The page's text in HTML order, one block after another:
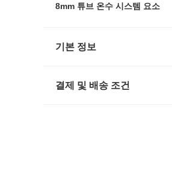
8mm 튜브 온수 시스템 요소
기본 정보
결제 및 배송 조건